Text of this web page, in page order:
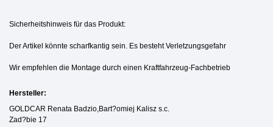
Sicherheitshinweis für das Produkt:
Der Artikel könnte scharfkantig sein. Es besteht Verletzungsgefahr
Wir empfehlen die Montage durch einen Kraftfahrzeug-Fachbetrieb
Hersteller:
GOLDCAR Renata Badzio,Bart?omiej Kalisz s.c.
Zad?bie 17